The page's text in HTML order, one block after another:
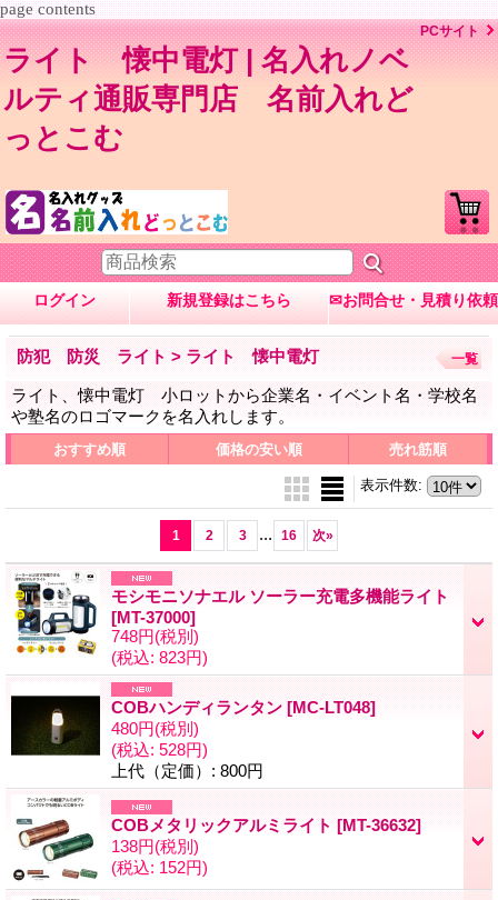
page contents
ライト 懐中電灯 | 名入れノベ
ルティ通販専門店 名前入れど
っとこむ
PCサイト
ログイン 新規登録はこちら ✉お問合せ・見積り依頼
防犯 防災 ライト > ライト 懐中電灯
ライト、懐中電灯 小ロットから企業名・イベント名・学校名
や塾名のロゴマークを名入れします。
一覧
おすすめ順 価格の安い順 売れ筋順
表示件数:
1 2 3 ... 16 次»
モシモニソナエル ソーラー充電多機能ライト
[MT-37000]
748円(税別)
(税込: 823円)
COBハンディランタン [MC-LT048]
480円(税別)
(税込: 528円)
上代（定価） : 800円
COBメタリックアルミライト [MT-36632]
138円(税別)
(税込: 152円)